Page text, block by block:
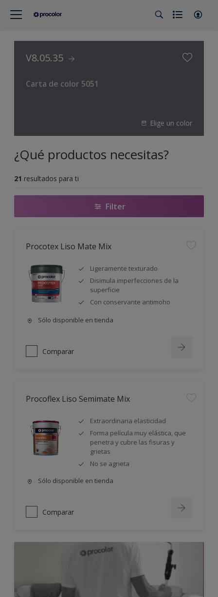
V8.05.35
Carta de color 5051
Elige un color
¿Qué productos necesitas?
21 resultados para ti
Filter
Procotex Liso Mate Mix
Ligeramente texturado
Disimula imperfecciones de la
superficie
Con conservante antimoho
Sólo disponible en tienda
Comparar
Procoflex Liso Semimate Mix
Extraordinaria elasticidad
Forma película muy elástica, que
penetra y cubre las fisuras y
grietas
No se agrieta
Sólo disponible en tienda
Comparar